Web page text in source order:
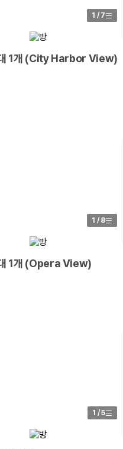
합하며 보험 조건과 차량 연식을
며 인원수, 짐 공간, 보험 조건을
짜 가격비교입니다
이 달라질 수 있습니다. 카모
발생할 수 있습니다.
어드는 보험 조건입니다.
비교 플랫폼
교할 수 있는 렌트카 가격비교
트카 업체별 가격, 차종, 보험
1 / 7
1개 (City Harbor View)
1 /8
1개 (Opera View)
1 /5